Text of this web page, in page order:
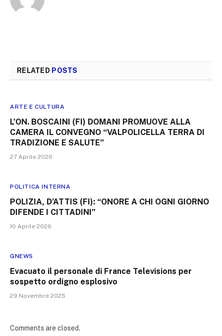
RELATED POSTS
ARTE E CULTURA
L’ON. BOSCAINI (FI) DOMANI PROMUOVE ALLA
CAMERA IL CONVEGNO “VALPOLICELLA TERRA DI
TRADIZIONE E SALUTE”
27 Aprile 2026
POLITICA INTERNA
POLIZIA, D’ATTIS (FI): “ONORE A CHI OGNI GIORNO
DIFENDE I CITTADINI”
10 Aprile 2026
GNEWS
Evacuato il personale di France Televisions per
sospetto ordigno esplosivo
29 Novembre 2025
Comments are closed.